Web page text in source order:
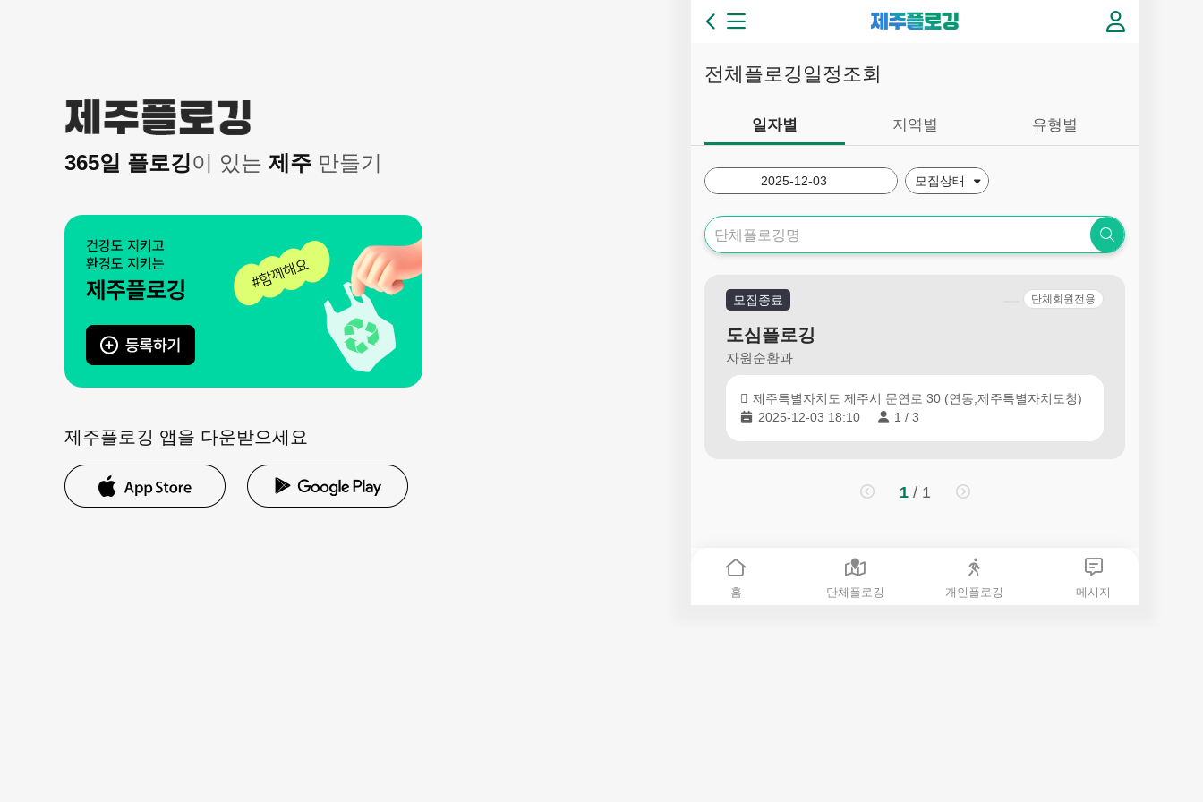
365일 플로깅이 있는 제주 만들기
제주플로깅 앱을 다운받으세요
전체플로깅일정조회
일자별 지역별 유형별
모집종료
도심플로깅
단체회원전용
자원순환과
제주특별자치도 제주시 문연로 30 (연동,제주특별자치도청)
2025-12-03 18:10
1 / 3
1/ 1
홈 단체플로깅 개인플로깅 메시지